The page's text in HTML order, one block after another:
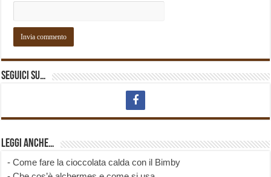
Seguici su…
Leggi anche…
-Come fare la cioccolata calda con il Bimby